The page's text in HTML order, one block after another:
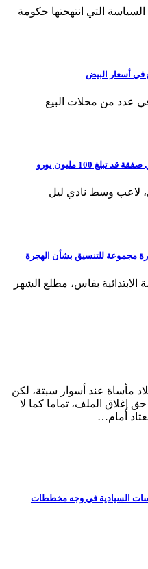
التي انتهجتها حكومة
عدد من محلات البيع
100 مليون يورو
لاعب وسط نادي ليل
مجموعة للتنسيق بشأن الهجرة
الابتدائية بفاس، مطلع الشهر
مأساة عند أسوار سبتة، لكن
حق إغلاق الملف، تماما كما لا
أمام…
السيادية في وجه مخططات